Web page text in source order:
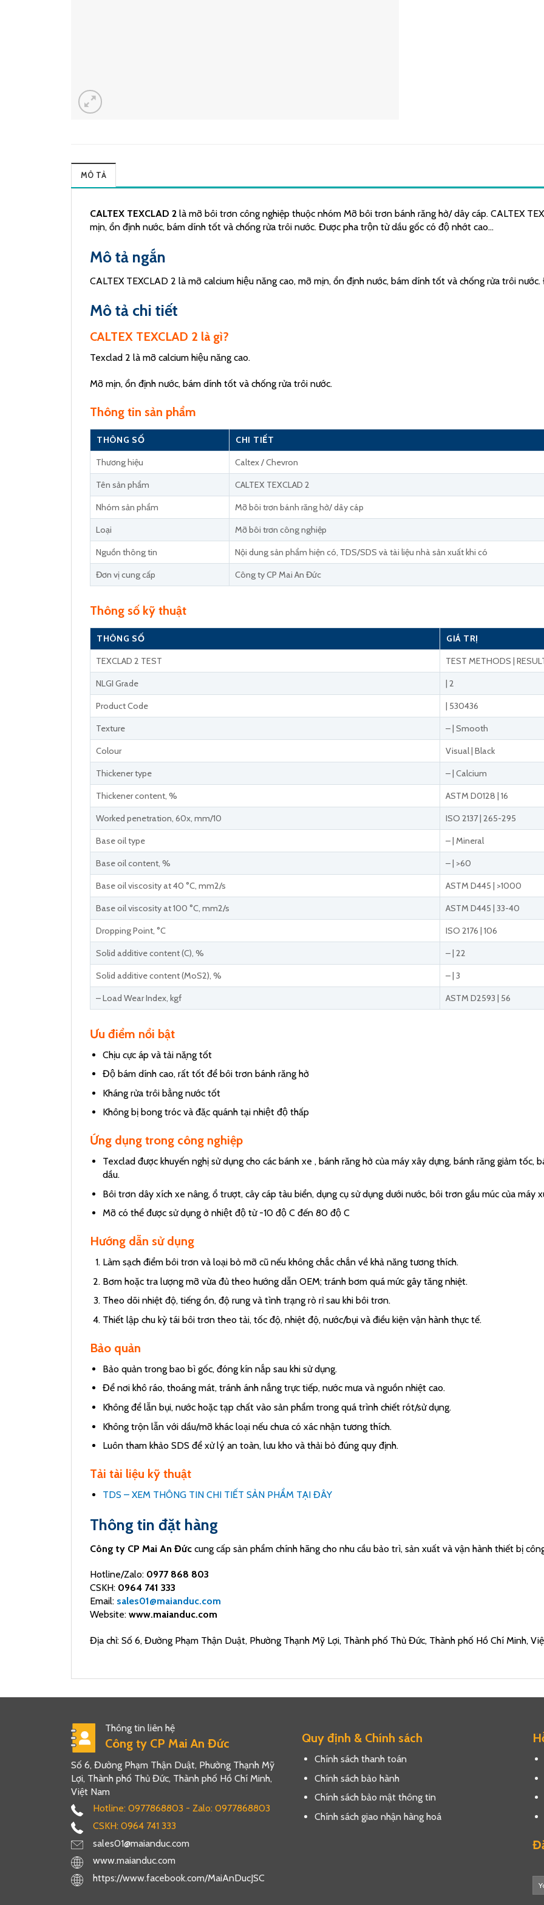
MÔ TẢ
CALTEX TEXCLAD 2 là mỡ bôi trơn công nghiệp thuộc nhóm Mỡ bôi trơn bánh răng hở/ dây cáp. CALTEX
mịn, ổn định nước, bám dính tốt và chống rửa trôi nước. Được pha trộn từ dầu gốc có độ nhớt cao…
Mô tả ngắn
CALTEX TEXCLAD 2 là mỡ calcium hiệu năng cao, mỡ mịn, ổn định nước, bám dính tốt và chống rửa trôi
Mô tả chi tiết
CALTEX TEXCLAD 2 là gì?
Texclad 2 là mỡ calcium hiệu năng cao.
Mỡ mịn, ổn định nước, bám dính tốt và chống rửa trôi nước.
Thông tin sản phẩm
THÔNG SỐ CHI TIẾT
Thương hiệu Caltex / Chevron
Tên sản phẩm CALTEX TEXCLAD 2
Nhóm sản phẩm Mỡ bôi trơn bánh răng hở/ dây cáp
Loại Mỡ bôi trơn công nghiệp
Nguồn thông tin Nội dung sản phẩm hiện có, TDS/SDS và tài liệu nhà sản xuất khi có
Đơn vị cung cấp Công ty CP Mai An Đức
Thông số kỹ thuật
THÔNG SỐ GIÁ TRỊ
TEXCLAD 2 TEST TEST METHODS |
NLGI Grade | 2
Product Code | 530436
Texture – | Smooth
Colour Visual | Black
Thickener type – | Calcium
Thickener content, % ASTM D0128 | 16
Worked penetration, 60x, mm/10 ISO 2137 | 265-295
Base oil type – | Mineral
Base oil content, % – | >60
Base oil viscosity at 40 °C, mm2/s ASTM D445 | >1000
Base oil viscosity at 100 °C, mm2/s ASTM D445 | 33-40
Dropping Point, °C ISO 2176 | 106
Solid additive content (C), % – | 22
Solid additive content (MoS2), % – | 3
– Load Wear Index, kgf ASTM D2593 | 56
Ưu điểm nổi bật
Chịu cực áp và tải nặng tốt
Độ bám dính cao, rất tốt để bôi trơn bánh răng hở
Kháng rửa trôi bằng nước tốt
Không bị bong tróc và đặc quánh tại nhiệt độ thấp
Ứng dụng trong công nghiệp
Texclad được khuyến nghị sử dụng cho các bánh xe , bánh răng hở của máy xây dựng, bánh răng giảm tốc,
dầu.
Bôi trơn dây xích xe nâng, ổ trượt, cây cáp tàu biển, dụng cụ sử dụng dưới nước, bôi trơn gầu múc của máy
Mỡ có thể được sử dụng ở nhiệt độ từ -10 độ C đến 80 độ C
Hướng dẫn sử dụng
Làm sạch điểm bôi trơn và loại bỏ mỡ cũ nếu không chắc chắn về khả năng tương thích.
Bơm hoặc tra lượng mỡ vừa đủ theo hướng dẫn OEM; tránh bơm quá mức gây tăng nhiệt.
Theo dõi nhiệt độ, tiếng ồn, độ rung và tình trạng rò rỉ sau khi bôi trơn.
Thiết lập chu kỳ tái bôi trơn theo tải, tốc độ, nhiệt độ, nước/bụi và điều kiện vận hành thực tế.
Bảo quản
Bảo quản trong bao bì gốc, đóng kín nắp sau khi sử dụng.
Để nơi khô ráo, thoáng mát, tránh ánh nắng trực tiếp, nước mưa và nguồn nhiệt cao.
Không để lẫn bụi, nước hoặc tạp chất vào sản phẩm trong quá trình chiết rót/sử dụng.
Không trộn lẫn với dầu/mỡ khác loại nếu chưa có xác nhận tương thích.
Luôn tham khảo SDS để xử lý an toàn, lưu kho và thải bỏ đúng quy định.
Tải tài liệu kỹ thuật
TDS – XEM THÔNG TIN CHI TIẾT SẢN PHẨM TẠI ĐÂY
Thông tin đặt hàng
Công ty CP Mai An Đức cung cấp sản phẩm chính hãng cho nhu cầu bảo trì, sản xuất và vận hành thiết bị
Hotline/Zalo: 0977 868 803
CSKH: 0964 741 333
Email: sales01@maianduc.com
Website: www.maianduc.com
Địa chỉ: Số 6, Đường Phạm Thận Duật, Phường Thạnh Mỹ Lợi, Thành phố Thủ Đức, Thành phố Hồ Chí Minh,
Thông tin liên hệ
Công ty CP Mai An Đức
Số 6, Đường Phạm Thận Duật, Phường Thạnh Mỹ
Lợi, Thành phố Thủ Đức, Thành phố Hồ Chí Minh,
Việt Nam
Hotline: 0977868803 - Zalo: 0977868803
CSKH: 0964 741 333
sales01@maianduc.com
www.maianduc.com
https://www.facebook.com/MaiAnDucJSC
Quy định & Chính sách
Chính sách thanh toán
Chính sách bảo hành
Chính sách bảo mật thông tin
Chính sách giao nhận hàng hoá